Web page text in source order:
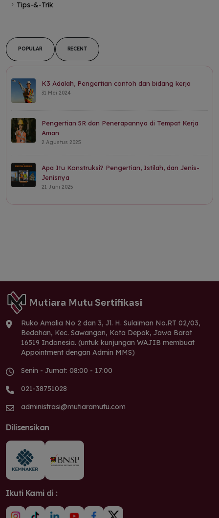
Tips-&-Trik
POPULAR RECENT
K3 Adalah, Pengertian contoh dan bidang kerja
31 Mei 2024
Pengertian 5R dan Penerapannya di Tempat Kerja
Aman
2 Agustus 2025
Apa Itu Konstruksi? Pengertian, Istilah, dan Jenis-
Jenisnya
21 Juni 2025
Ruko Amalia No 2 dan 3, Jl. H. Sulaiman No.RT 02/03,
Bedahan, Kec. Sawangan, Kota Depok, Jawa Barat
16519 Indonesia. (untuk kunjungan WAJIB membuat
Appointment dengan Admin MMS)
Senin - Jumat: 08:00 - 17:00
021-38751028
administrasi@mutiaramutu.com
Dilisensikan
Ikuti Kami di :